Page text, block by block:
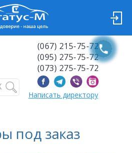
(067) 215-75-72
(095) 275-75-72
(073) 275-75-72
Написать директору
под заказ